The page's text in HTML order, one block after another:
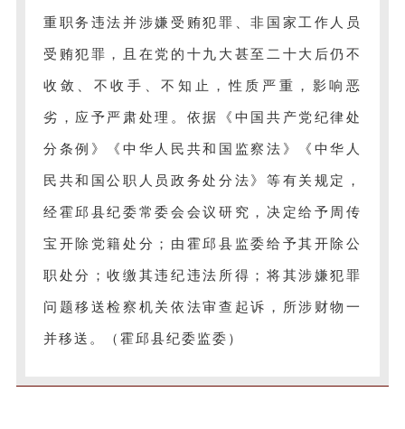
重职务违法并涉嫌受贿犯罪、非国家工作人员
受贿犯罪，且在党的十九大甚至二十大后仍不
收敛、不收手、不知止，性质严重，影响恶
劣，应予严肃处理。依据《中国共产党纪律处
分条例》《中华人民共和国监察法》《中华人
民共和国公职人员政务处分法》等有关规定，
经霍邱县纪委常委会会议研究，决定给予周传
宝开除党籍处分；由霍邱县监委给予其开除公
职处分；收缴其违纪违法所得；将其涉嫌犯罪
问题移送检察机关依法审查起诉，所涉财物一
并移送。（霍邱县纪委监委）